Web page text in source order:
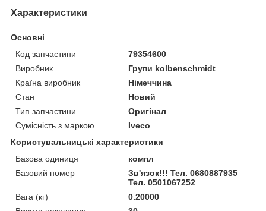
Характеристики
Основні
Код запчастини
79354600
Виробник
Групи kolbenschmidt
Країна виробник
Німеччина
Стан
Новий
Тип запчастини
Оригінал
Сумісність з маркою
Iveco
Користувальницькі характеристики
Базова одиниця
компл
Базовий номер
Зв'язок!!! Тел. 0680887935
Тел. 0501067252
Вага (кг)
0.20000